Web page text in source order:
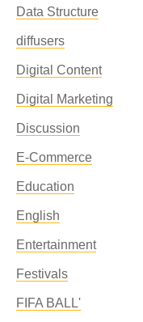
Data Structure
diffusers
Digital Content
Digital Marketing
Discussion
E-Commerce
Education
English
Entertainment
Festivals
FIFA BALL'